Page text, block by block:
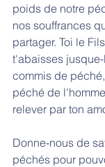
poids de notre
nos souffrances
partager. Toi le
t'abaisses
commis de
péché de
relever par ton
Donne-nous de
péchés pour